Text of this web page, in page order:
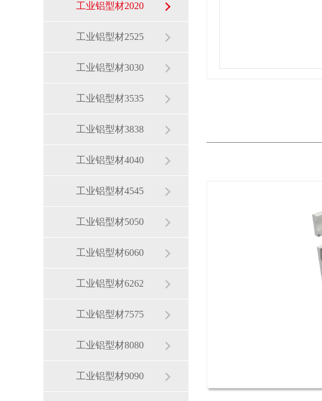
工业铝型材2020
工业铝型材2525
工业铝型材3030
工业铝型材3535
工业铝型材3838
工业铝型材4040
工业铝型材4545
工业铝型材5050
工业铝型材6060
工业铝型材6262
工业铝型材7575
工业铝型材8080
工业铝型材9090